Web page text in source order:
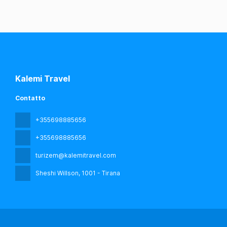
Kalemi Travel
Contatto
+355698885656
+355698885656
turizem@kalemitravel.com
Sheshi Willson, 1001 - Tirana